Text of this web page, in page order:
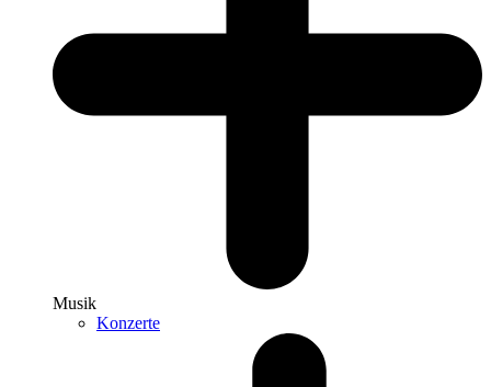
Musik
Konzerte